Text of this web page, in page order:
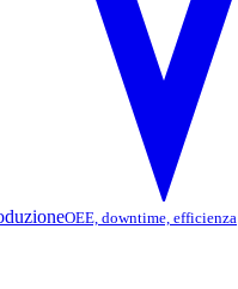
OEE, downtime, efficienza